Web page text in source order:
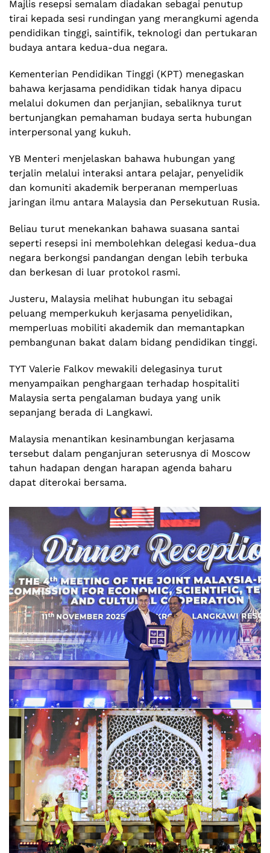
Majlis resepsi semalam diadakan sebagai penutup
tirai kepada sesi rundingan yang merangkumi agenda
pendidikan tinggi, saintifik, teknologi dan pertukaran
budaya antara kedua-dua negara.
Kementerian Pendidikan Tinggi (KPT) menegaskan
bahawa kerjasama pendidikan tidak hanya dipacu
melalui dokumen dan perjanjian, sebaliknya turut
bertunjangkan pemahaman budaya serta hubungan
interpersonal yang kukuh.
YB Menteri menjelaskan bahawa hubungan yang
terjalin melalui interaksi antara pelajar, penyelidik
dan komuniti akademik berperanan memperluas
jaringan ilmu antara Malaysia dan Persekutuan Rusia.
Beliau turut menekankan bahawa suasana santai
seperti resepsi ini membolehkan delegasi kedua-dua
negara berkongsi pandangan dengan lebih terbuka
dan berkesan di luar protokol rasmi.
Justeru, Malaysia melihat hubungan itu sebagai
peluang memperkukuh kerjasama penyelidikan,
memperluas mobiliti akademik dan memantapkan
pembangunan bakat dalam bidang pendidikan tinggi.
TYT Valerie Falkov mewakili delegasinya turut
menyampaikan penghargaan terhadap hospitaliti
Malaysia serta pengalaman budaya yang unik
sepanjang berada di Langkawi.
Malaysia menantikan kesinambungan kerjasama
tersebut dalam penganjuran seterusnya di Moscow
tahun hadapan dengan harapan agenda baharu
dapat diterokai bersama.